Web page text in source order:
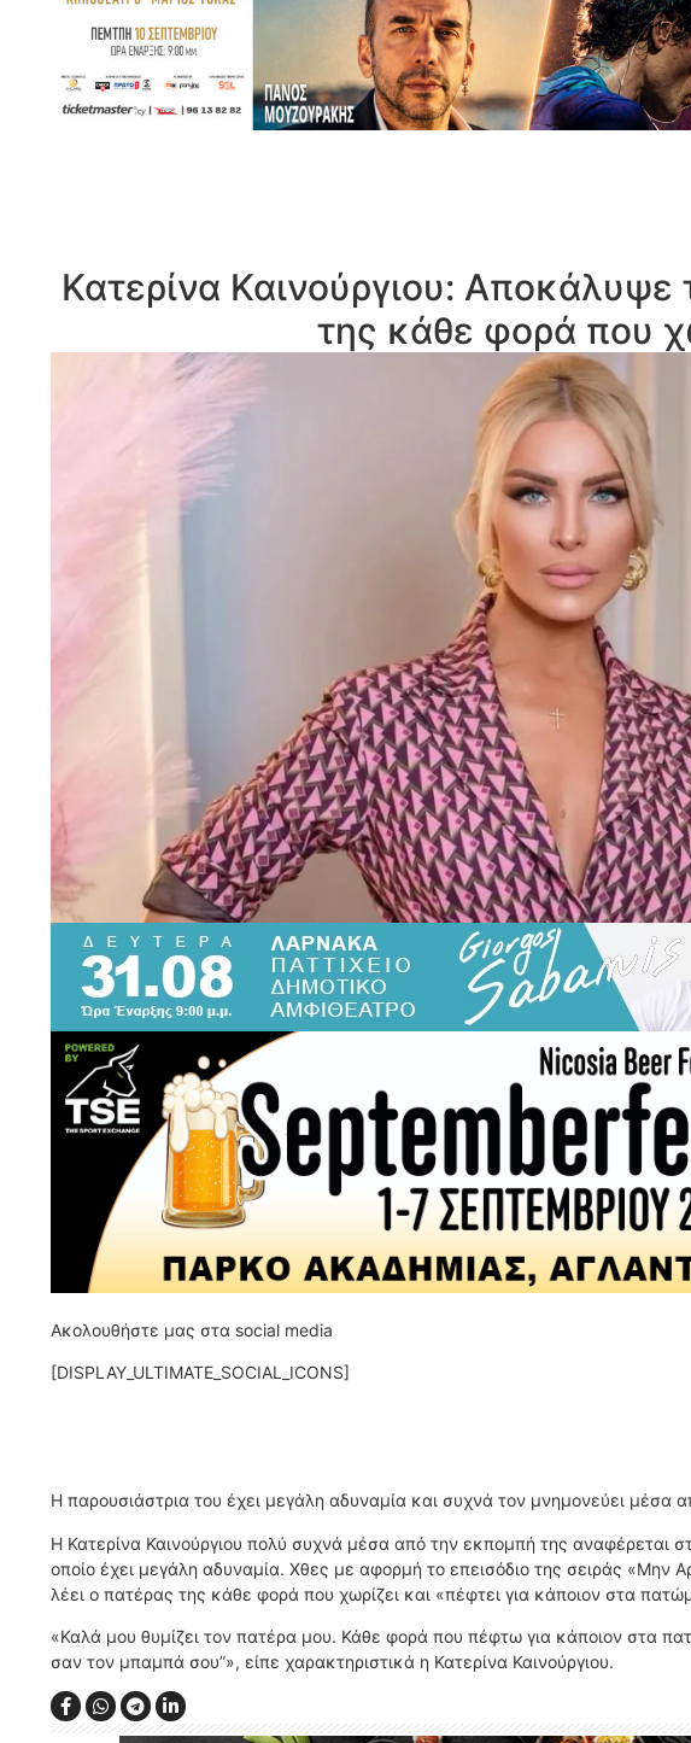
Κατερίνα Καινούργιου: Αποκάλυψε
της κάθε φορά που
Ακολουθήστε μας στα social media
[DISPLAY_ULTIMATE_SOCIAL_ICONS]
Η παρουσιάστρια του έχει μεγάλη αδυναμία και συχνά τον μνημονεύει μέσα
Η Κατερίνα Καινούργιου πολύ συχνά μέσα από την εκπομπή της αναφέρεται
οποίο έχει μεγάλη αδυναμία. Χθες με αφορμή το επεισόδιο της σειράς «Μην
λέει ο πατέρας της κάθε φορά που χωρίζει και «πέφτει για κάποιον στα
«Καλά μου θυμίζει τον πατέρα μου. Κάθε φορά που πέφτω για κάποιον στα
σαν τον μπαμπά σου”», είπε χαρακτηριστικά η Κατερίνα Καινούργιου.